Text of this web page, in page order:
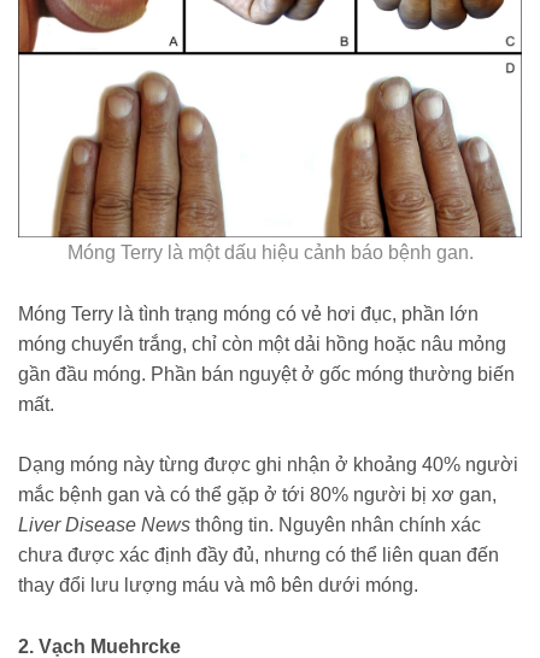
Móng Terry là một dấu hiệu cảnh báo bệnh gan.
Móng Terry là tình trạng móng có vẻ hơi đục, phần lớn
móng chuyển trắng, chỉ còn một dải hồng hoặc nâu mỏng
gần đầu móng. Phần bán nguyệt ở gốc móng thường biến
mất.
Dạng móng này từng được ghi nhận ở khoảng 40% người
mắc bệnh gan và có thể gặp ở tới 80% người bị xơ gan,
Liver Disease News thông tin. Nguyên nhân chính xác
chưa được xác định đầy đủ, nhưng có thể liên quan đến
thay đổi lưu lượng máu và mô bên dưới móng.
2. Vạch Muehrcke